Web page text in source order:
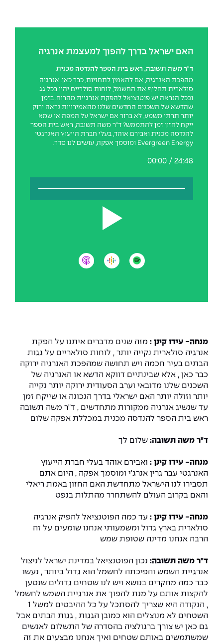
האם ישראל בדרך להפוך למעצמת אנרגיה
ד"ר משה תשובה, ראש בית הספר להנדסה מכנית
מהפכת האנרגיה, אם להאמין לתחזיות, כבר כאן. אנרגיה
סולארית תחליף את החשמל, לוחות סולריים יהיו בכל גג
וככל הנראה יש פוטנציאל להפקת אנרגיית מהרוח. בזמן
שהדשא של השכנים החדשים שלנו מהאמירויות נראה ירוק
יותר תרתי משמע, לא ברור אם ישראל על המפה או שמא
ייקח לחזון זמן להתממש? ד"ר משה תשובה, ראש בית הספר
להנדסה מכנית ואבירם אוהד, בעלי חברת הייעוץ האנרגטי
Evergreen Energy ומוסמך אפקה, עושים לנו סדר.
24:48
/
00:00
קישור לספוטיפיי
קישור לגוגל פודקסט
קישור לאפל פודקסט
מנחה- עידו קינן : מזה שנים מדברים איתנו על הפקת
אנרגיה סולארית נקייה יותר , לוחות סולאריים על גגות
הבתים בעיר חכמה ויש תחושה שמהפכת האנרגיה ירוקה
כבר כאן , אלא שבינתיים דווקא הדשא או האנרגיה של
השכנים שלנו מדובאי וערב הסעודית ירוקה יותר נקייה
יותר וזולה יותר האם ישראלי בדרך הנכונה או שייקח זמן
עד שנשיג אנרגיה ממקורות מתחדשים , ד"ר משה תשובה
ראש בית הספר להנדסה מכנית במכללת אפקה שלום
ד"ר משה תשובה: שלום לך
מנחה- עידו קינן : ואבירם אוהד בעלי חברת הייעוץ
האנרגטי עבר גרין אנרג'י ומוסמך אפקה , היום אתם
תסבירו לנו הישראל מתחדשת האם החזון באמת ריאלי
והאם בקרוב העולם להשתחרר מהתלות בנפט
מנחה- עידו קינן : עד כמה הפוטנציאל להפיק אנרגיה
סולארית בארץ גדול ומשמעותי אנחנו שומעים על זה
הרבה אנחנו מדינה שטופת שמש
ד"ר משה תשובה: נכון הפוטנציאל במדינת ישראל לניצול
אנרגיית השמש והפיכתה לחשמל הוא גדול ביותר , נעשו
כבר כמה מחקרים בנושא ויש לנו שטחים גדולים שנטען
להקצות אותם על מנת להפוך את אנרגיית השמש לחשמל
, הנקודה היא שצריך להסתכל על כל ההיבטים למשל 1
השטחים לא מנוצלים הוא כמובן הגגות , גגות הבתים אבל
גם כאן יש צורך ברגולציה בהסדרה של התשלום לאנשים
שמשתמשים באותם שטחים ואיך אנחנו מבצעים את זה
מכרזי אפקה
נהלים, תקנונים וחקיקה
הוגנות מגדרית
הצהרת נגישות
לעבוד באפקה
לוח שנה אקדמי
חדשות אפקה
ידיעות מן העיתונות
לעבוד באפקה
משרות פנויות
כניסה לסגל
הנדסת אנרגיה והספק
הנדסה וניהול
הנדסת מערכות
הנדסה רפואית
מערכות תבוניות AI
היחידה ללימודי חוץ
קורס ניהול לוגיסטיקה ורכש
קורס ניהול מוצר בשילוב AI
קורס דירקטורים
קורס אנרגיה מתחדשת
אווירה נפיצה במתקני חשמל ומכשור
קורס ניהול פרויקטים בשילוב AI
לכל הקורסים
סמסטר ראשון בתיכון
הכוון אקדמי
דקאנט הסטודנטים
מרכז קריירה
מעבדות
ספרייה
אגודת הסטודנטים
מעטפת תמיכה למשרתות ולמשרתים
מעטפת חוסן
אופק – מרכזים לפיתוח מיומנויות
המרכז לקידום הלמידה
היחידה לבינלאומיות
שכר לימוד
מלגות
חנות החדשנות והיזמות
מסלול ישיר לתואר ראשון
מידע למועמד תואר שני
הרשמה און ליין
שאלות ותשובות
מלגות ע״ב נתוני קבלה
תנאי קבלה - הנדסה
למה לעשות תואר שני באפקה?
ולמשרתי המילואים – תשפ״ו
קול קורא להצטרף למעבדת המוחות
המרכז לאנרגיה מתחדשת ובת קיימא
המרכז למחקר יישומי בעיבוד שפה וקול
המרכז להנדסת חומרים ותהליכים
מרכז ICSGen.AI